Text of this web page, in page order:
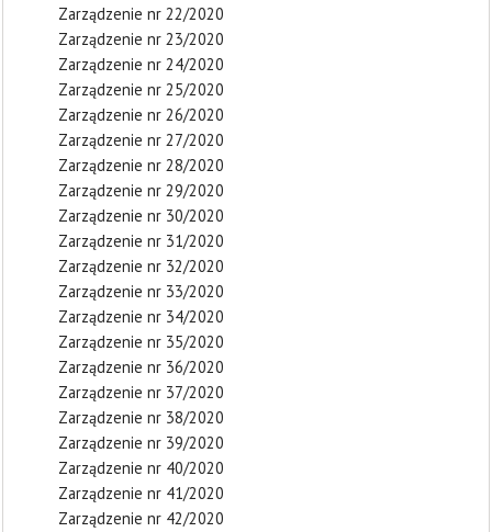
Zarządzenie nr 22/2020
Zarządzenie nr 23/2020
Zarządzenie nr 24/2020
Zarządzenie nr 25/2020
Zarządzenie nr 26/2020
Zarządzenie nr 27/2020
Zarządzenie nr 28/2020
Zarządzenie nr 29/2020
Zarządzenie nr 30/2020
Zarządzenie nr 31/2020
Zarządzenie nr 32/2020
Zarządzenie nr 33/2020
Zarządzenie nr 34/2020
Zarządzenie nr 35/2020
Zarządzenie nr 36/2020
Zarządzenie nr 37/2020
Zarządzenie nr 38/2020
Zarządzenie nr 39/2020
Zarządzenie nr 40/2020
Zarządzenie nr 41/2020
Zarządzenie nr 42/2020